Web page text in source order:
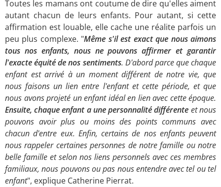
Toutes les mamans ont coutume de dire qu'elles aiment
autant chacun de leurs enfants. Pour autant, si cette
affirmation est louable, elle cache une réalite parfois un
peu plus complexe. "Même s'il est exact que nous aimons
tous nos enfants, nous ne pouvons affirmer et garantir
l'exacte équité de nos sentiments. D'abord parce que chaque
enfant est arrivé à un moment différent de notre vie, que
nous faisons un lien entre l'enfant et cette période, et que
nous avons projeté un enfant idéal en lien avec cette époque.
Ensuite, chaque enfant a une personnalité différente et nous
pouvons avoir plus ou moins des points communs avec
chacun d'entre eux. Enfin, certains de nos enfants peuvent
nous rappeler certaines personnes de notre famille ou notre
belle famille et selon nos liens personnels avec ces membres
familiaux, nous pouvons ou pas nous entendre avec tel ou tel
enfant", explique Catherine Pierrat.